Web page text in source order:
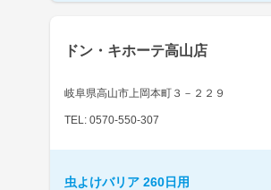
ドン・キホーテ高山店
岐阜県高山市上岡本町３－２２９
TEL: 0570-550-307
虫よけバリア 260日用